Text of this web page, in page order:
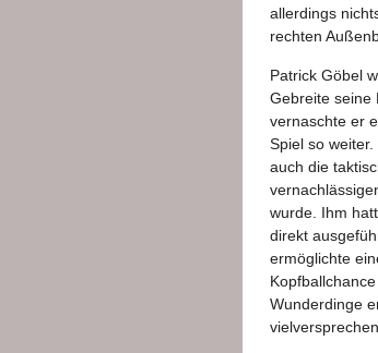
allerdings
rechten
Patrick Göbel
Gebreite seine
vernaschte er
Spiel so
auch die
wurde. Ihm
direkt
ermöglichte
Wunderdinge